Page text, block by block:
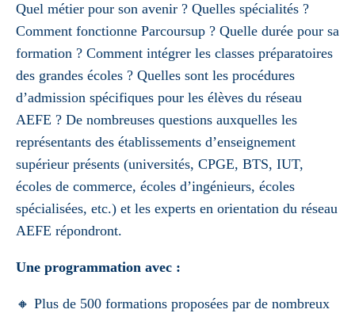
Quel métier pour son avenir ? Quelles spécialités ?
Comment fonctionne Parcoursup ? Quelle durée pour sa
formation ? Comment intégrer les classes préparatoires
des grandes écoles ? Quelles sont les procédures
d’admission spécifiques pour les élèves du réseau
AEFE ? De nombreuses questions auxquelles les
représentants des établissements d’enseignement
supérieur présents (universités, CPGE, BTS, IUT,
écoles de commerce, écoles d’ingénieurs, écoles
spécialisées, etc.) et les experts en orientation du réseau
AEFE répondront.
Une programmation avec :
🔸 Plus de 500 formations proposées par de nombreux